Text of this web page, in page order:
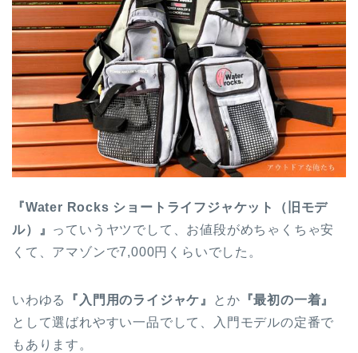
『Water Rocks ショートライフジャケット（旧モデ
ル）』 っていうヤツでして、お値段がめちゃくちゃ安
くて、アマゾンで7,000円くらいでした。
いわゆる 『入門用のライジャケ』 とか 『最初の一着』
として選ばれやすい一品でして、入門モデルの定番で
もあります。